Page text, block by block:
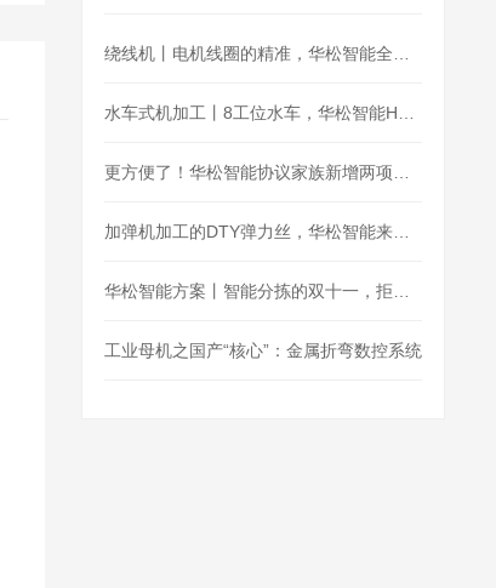
工业母机之国产“核心”：金属折弯数控系统